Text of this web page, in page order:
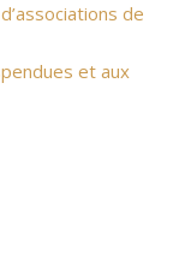
de
et aux